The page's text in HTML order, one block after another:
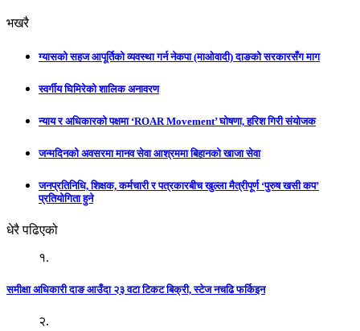
भखरै
ग्यासको सहज आपूर्तिको व्यवस्था गर्न नेकपा (माओवादी) दाङको सरकारसँग माग
स्वर्गीय घिमिरेको शालिक अनावरण
न्याय र अधिकारको पक्षमा ‘ROAR Movement’ घोषणा, हरिश गिरी संयोजक
जन्मदिनको अवसरमा मानव सेवा आश्रममा बिहानको खाजा सेवा
जनप्रतिनिधि, शिक्षक, कर्मचारी र पत्रकारबीच खुल्ला मैत्रीपूर्ण ‘पुरुष खसी कप’
प्रतियोगिता हुने
धेरै पढिएको
१.
समीक्षा अधिकारी दाङ आउँदा २३ वटा टिकट बिक्री, स्टेज नचढि फर्किइन
२.